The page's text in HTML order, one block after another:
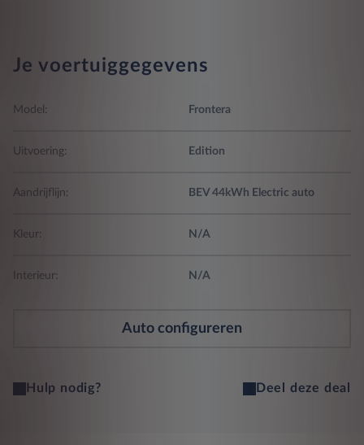
Je voertuiggegevens
Model: Frontera
Uitvoering: Edition
Aandrijflijn: BEV 44kWh Electric auto
Kleur: N/A
Interieur: N/A
Auto configureren
Hulp nodig? Deel deze deal